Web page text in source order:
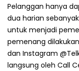
Pelanggan hanya
dua harian
untuk menjadi
pemenang
dan Instagram
langsung oleh Call